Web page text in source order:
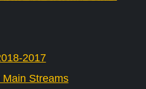
2017
Main Streams